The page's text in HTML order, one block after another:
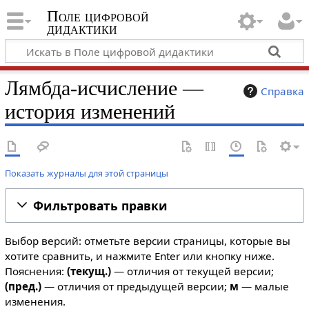
Поле цифровой
дидактики
Справка
Лямбда-исчисление —
история изменений
Показать журналы для этой страницы
Фильтровать правки
Выбор версий: отметьте версии страницы, которые вы
хотите сравнить, и нажмите Enter или кнопку ниже.
Пояснения: (текущ.)— отличия от текущей версии;
(пред.)— отличия от предыдущей версии; м — малые
изменения.